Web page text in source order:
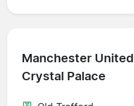
Manchester United
Crystal Palace